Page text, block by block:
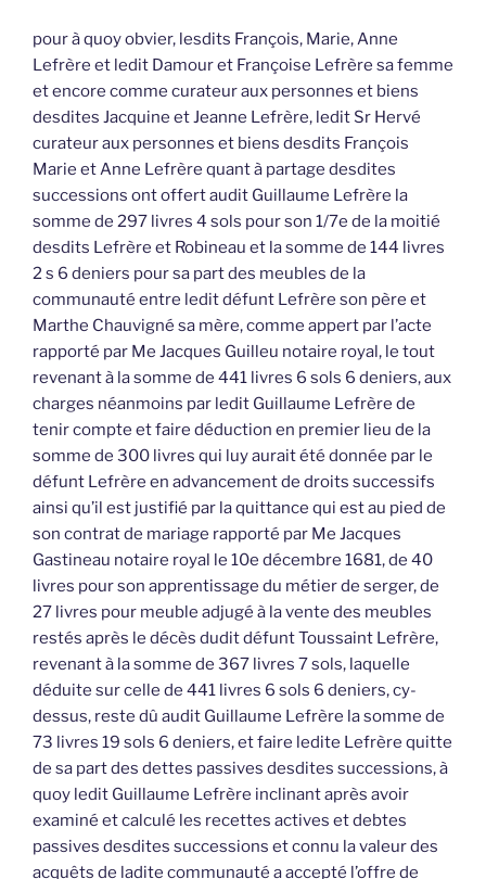
pour à quoy obvier, lesdits François, Marie, Anne
Lefrère et ledit Damour et Françoise Lefrère sa femme
et encore comme curateur aux personnes et biens
desdites Jacquine et Jeanne Lefrère, ledit Sr Hervé
curateur aux personnes et biens desdits François
Marie et Anne Lefrère quant à partage desdites
successions ont offert audit Guillaume Lefrère la
somme de 297 livres 4 sols pour son 1/7e de la moitié
desdits Lefrère et Robineau et la somme de 144 livres
2 s 6 deniers pour sa part des meubles de la
communauté entre ledit défunt Lefrère son père et
Marthe Chauvigné sa mère, comme appert par l’acte
rapporté par Me Jacques Guilleu notaire royal, le tout
revenant à la somme de 441 livres 6 sols 6 deniers, aux
charges néanmoins par ledit Guillaume Lefrère de
tenir compte et faire déduction en premier lieu de la
somme de 300 livres qui luy aurait été donnée par le
défunt Lefrère en advancement de droits successifs
ainsi qu’il est justifié par la quittance qui est au pied de
son contrat de mariage rapporté par Me Jacques
Gastineau notaire royal le 10e décembre 1681, de 40
livres pour son apprentissage du métier de serger, de
27 livres pour meuble adjugé à la vente des meubles
restés après le décès dudit défunt Toussaint Lefrère,
revenant à la somme de 367 livres 7 sols, laquelle
déduite sur celle de 441 livres 6 sols 6 deniers, cy-
dessus, reste dû audit Guillaume Lefrère la somme de
73 livres 19 sols 6 deniers, et faire ledite Lefrère quitte
de sa part des dettes passives desdites successions, à
quoy ledit Guillaume Lefrère inclinant après avoir
examiné et calculé les recettes actives et debtes
passives desdites successions et connu la valeur des
acquêts de ladite communauté a accepté l’offre de